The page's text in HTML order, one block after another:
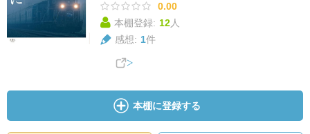
0.00
本棚登録: 12人
感想: 1件
本棚に登録する